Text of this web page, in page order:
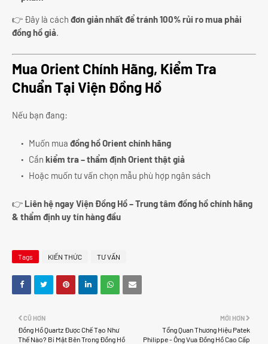
👉 Đây là cách đơn giản nhất để tránh 100% rủi ro mua phải
đồng hồ giả
Mua Orient Chính Hãng, Kiểm Tra
Chuẩn Tại Viện Đồng Hồ
Nếu bạn đang:
Muốn mua đồng hồ Orient chính hãng
Cần kiểm tra – thẩm định Orient thật giả
Hoặc muốn tư vấn chọn mẫu phù hợp ngân sách
👉 Liên hệ ngay Viện Đồng Hồ – Trung tâm đồng hồ chính hãng
& thẩm định uy tín hàng đầu
Tags KIẾN THỨC TƯ VẤN
MỚI HƠN
Tổng Quan Thương Hiệu Patek
Philippe - Ông Vua Đồng Hồ Cao Cấp
CŨ HƠN
Đồng Hồ Quartz Được Chế Tạo Như
Thế Nào? Bí Mật Bên Trong Đồng Hồ